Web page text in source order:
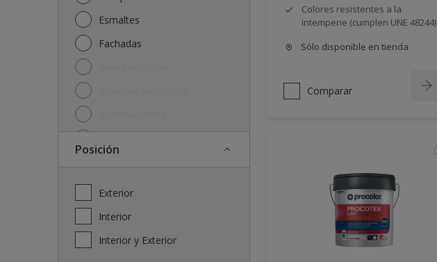
Esmaltes
Fachadas
posición
Exterior
Interior
Interior y Exterior
Colores resistentes a la
intemperie (cumplen UNE 48244)
Sólo disponible en tienda
Comparar